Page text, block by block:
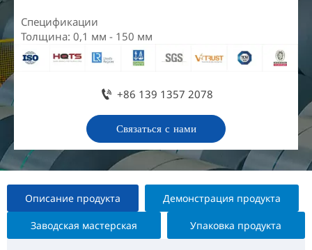
Спецификации
Толщина: 0,1 мм - 150 мм
 +86 139 1357 2078
Связаться с нами
Описание продукта Демонстрация продукта
Заводская мастерская Упаковка продукта